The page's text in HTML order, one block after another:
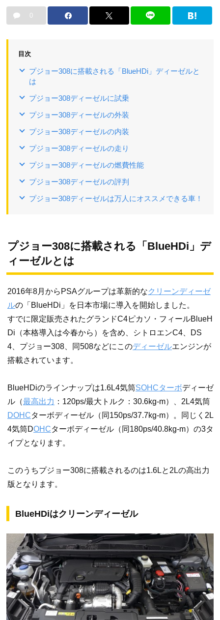
0
目次
プジョー308に搭載される「BlueHDi」ディーゼルと
は
プジョー308ディーゼルに試乗
プジョー308ディーゼルの外装
プジョー308ディーゼルの内装
プジョー308ディーゼルの走り
プジョー308ディーゼルの燃費性能
プジョー308ディーゼルの評判
プジョー308ディーゼルは万人にオススメできる車！
プジョー308に搭載される「BlueHDi」デ
ィーゼルとは
2016年8月からPSAグループは革新的なクリーンディーゼ
ルの「BlueHDi」を日本市場に導入を開始しました。
すでに限定販売されたグランドC4ピカソ・フィールBlueH
Di（本格導入は今春から）を含め、シトロエンC4、DS
4、プジョー308、同508などにこのディーゼルエンジンが
搭載されています。
BlueHDiのラインナップは1.6L4気筒SOHCターボディーゼ
ル（最高出力 ：120ps/最大トルク：30.6kg-m）、2L4気筒
DOHCターボディーゼル（同150ps/37.7kg-m）。同じく2L
4気筒DOHCターボディーゼル（同180ps/40.8kg-m）の3タ
イプとなります。
このうちプジョー308に搭載されるのは1.6Lと2Lの高出力
版となります。
BlueHDiはクリーンディーゼル